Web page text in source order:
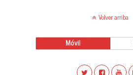
Volver arriba
Móvil